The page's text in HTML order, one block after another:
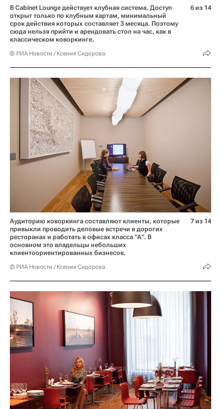
В Cabinet Lounge действует клубная система. Доступ
открыт только по клубным картам, минимальный
срок действия которых составляет 3 месяца. Поэтому
сюда нельзя прийти и арендовать стол на час, как в
классическом коворкинге.
© РИА Новости / Ксения Сидорова
6 из 14
Аудиторию коворкинга составляют клиенты, которые
привыкли проводить деловые встречи в дорогих
ресторанах и работать в офисах класса "А". В
основном это владельцы небольших
клиентоориентированных бизнесов.
© РИА Новости / Ксения Сидорова
7 из 14